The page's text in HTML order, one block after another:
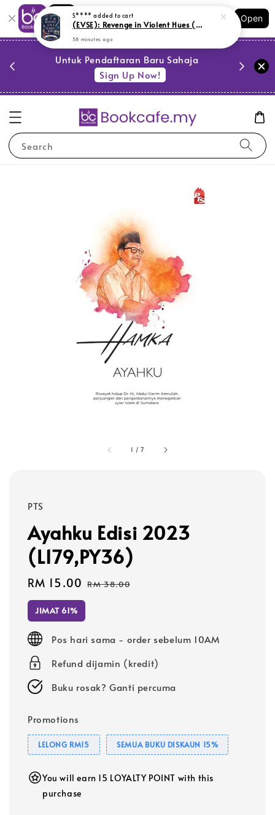
Shopping: Track Your Order
Your Trusted Shops
Open
Untuk Pendaftaran Baru Sahaja
Sign Up Now!
Search
1 /7
PTS
Ayahku Edisi 2023
(L179,PY36)
Sale
price
RM 15.00 Regular
RM 38.00
JIMAT 61%
Pos hari sama - order sebelum 10AM
Refund dijamin (kredit)
Buku rosak? Ganti percuma
Promotions
LELONG RM15 SEMUA BUKU DISKAUN 15%
You will earn 15 LOYALTY POINT with this
purchase
S**** added to cart
(EVSE): Revenge in Violent Hues (L160, G13)
58 minutes ago